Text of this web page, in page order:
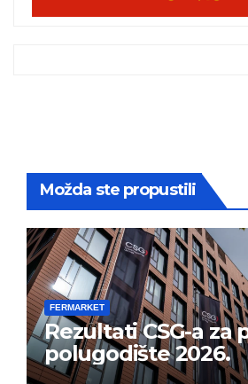
Možda ste propustili
FERMARKET
Rezultati CSG-a za
polugodište 2026.